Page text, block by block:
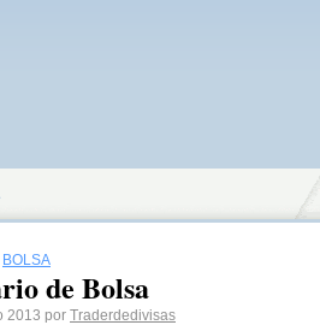
BOLSA
de Bolsa
2013 por Traderdedivisas